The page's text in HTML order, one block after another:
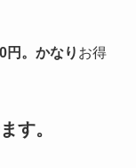
円。かなり お得
す。